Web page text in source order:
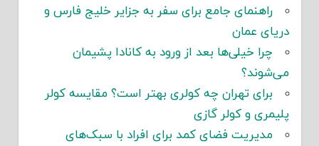
راهنمای جامع برای سفر به جزایر خلیج فارس و
دریای عمان
چرا خیلی‌ها بعد از ورود به کانادا پشیمان
می‌شوند؟
برای تهران چه کولری بهتر است؟ مقایسه کولر
پلیمری و کولر گازی
مدیریت فضای کمد برای افراد با سبک‌های